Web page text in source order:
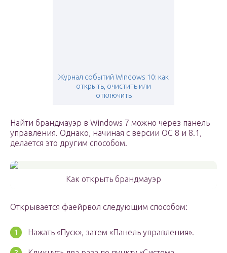
Журнал событий Windows 10: как
открыть, очистить или
отключить
Найти брандмауэр в Windows 7 можно через панель
управления. Однако, начиная с версии ОС 8 и 8.1,
делается это другим способом.
Как открыть брандмауэр
Открывается фаейрвол следующим способом:
Нажать «Пуск», затем «Панель управления».